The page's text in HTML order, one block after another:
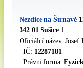
Nezdice na Šumavě
342 01 Sušice 1
Oficiální název: Josef
IČ: 12287181
Právní forma: